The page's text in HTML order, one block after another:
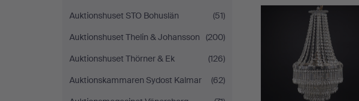
Auktionshuset STO Bohuslän
(51)
Auktionshuset Thelin & Johansson
(200)
Auktionshuset Thörner & Ek
(126)
Auktionskammaren Sydost Kalmar
(62)